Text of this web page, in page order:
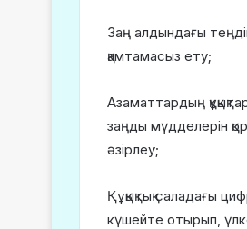
Заң алдындағы теңдік
қамтамасыз ету;
Азаматтардың
заңды мүдделерін
әзірлеу;
Құқықтық саладағы
күшейте отырып,